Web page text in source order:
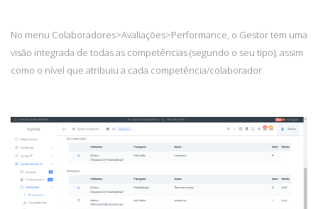
No menu Colaboradores>Avaliações>Performance, o Gestor tem uma
visão integrada de todas as competências (segundo o seu tipo), assim
como o nível que atribuiu a cada competência/colaborador